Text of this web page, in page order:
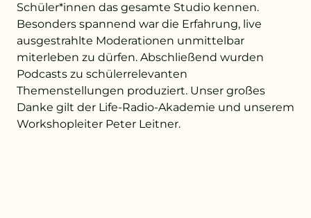
+43 732 736 581 - 4411
schule@petrinum.at
Stellenangebote
Schüler*innen das gesamte Studio kennen.
Besonders spannend war die Erfahrung, live
ausgestrahlte Moderationen unmittelbar
miterleben zu dürfen. Abschließend wurden
Podcasts zu schülerrelevanten
Themenstellungen produziert. Unser großes
Danke gilt der Life-Radio-Akademie und unserem
Workshopleiter Peter Leitner.